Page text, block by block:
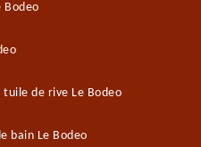
Bodeo
de rive Le Bodeo
bain Le Bodeo